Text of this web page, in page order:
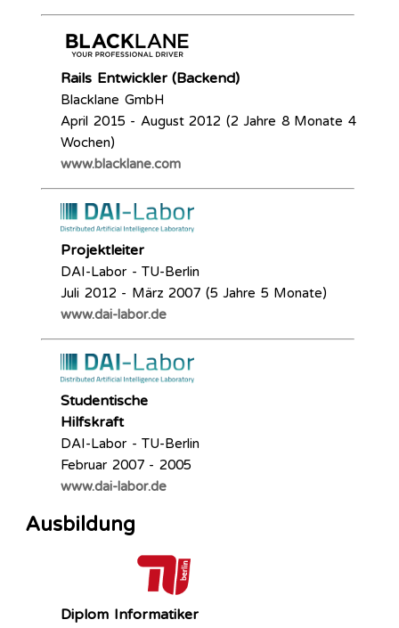
Rails Entwickler (Backend)
Blacklane GmbH
April 2015 - August 2012 (2 Jahre 8 Monate 4
Wochen)
www.blacklane.com
Projektleiter
DAI-Labor - TU-Berlin
Juli 2012 - März 2007 (5 Jahre 5 Monate)
www.dai-labor.de
Studentische
Hilfskraft
DAI-Labor - TU-Berlin
Februar 2007 - 2005
www.dai-labor.de
Ausbildung
Diplom Informatiker